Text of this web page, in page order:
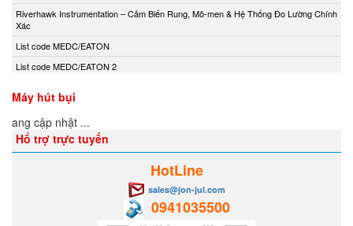
Andony/Nikkiso
Anritsu
Apex Dynamics
Apiste
Apiste
Aquametro
ARISTA
Riverhawk Instrumentation – Cảm Biến Rung, Mô-men & Hệ Thống Đo Lường Chính
Xác
List code MEDC/EATON
List code MEDC/EATON 2
Máy hút bụi
Đang cập nhật ...
Hổ trợ trực tuyến
HotLine
sales@jon-jul.com
0941035500